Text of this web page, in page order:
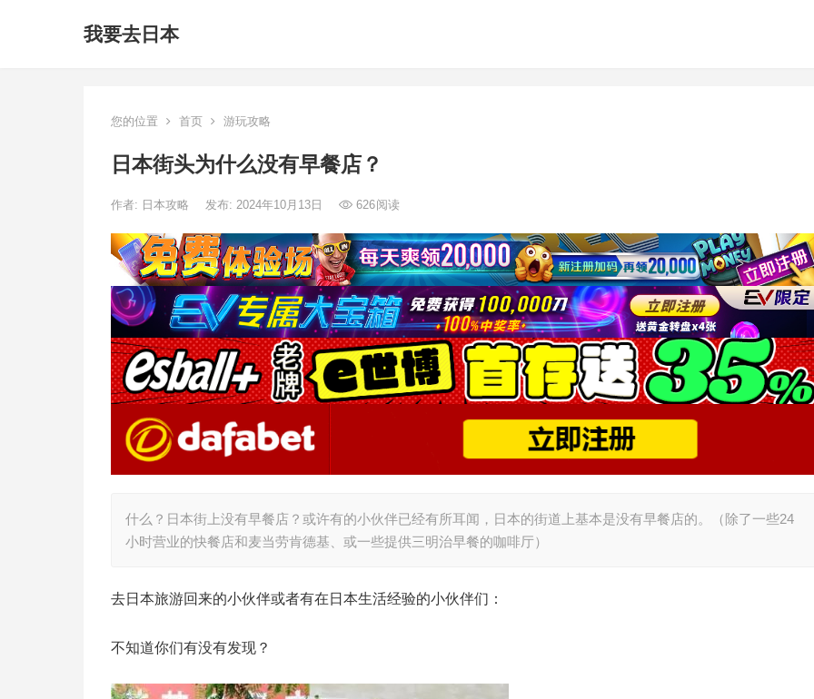
我要去日本
您的位置 首页 游玩攻略
日本街头为什么没有早餐店？
作者: 日本攻略 发布: 2024年10月13日 626阅读
什么？日本街上没有早餐店？或许有的小伙伴已经有所耳闻，日本的街道上基本是没有早餐店的。（除了一些24
小时营业的快餐店和麦当劳肯德基、或一些提供三明治早餐的咖啡厅）
去日本旅游回来的小伙伴或者有在日本生活经验的小伙伴们：
不知道你们有没有发现？